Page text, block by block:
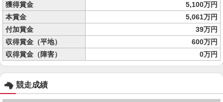
獲得賞金
5,100万円
本賞金
5,061万円
付加賞金
39万円
収得賞金（平地）
600万円
収得賞金（障害）
0万円
競走成績